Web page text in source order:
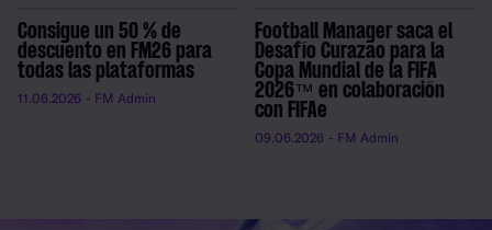
Consigue un 50 % de
descuento en FM26 para
todas las plataformas
11.06.2026 - FM Admin
Football Manager saca el
Desafío Curazao para la
Copa Mundial de la FIFA
2026™ en colaboración
con FIFAe
09.06.2026 - FM Admin